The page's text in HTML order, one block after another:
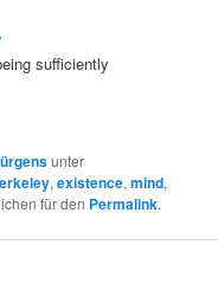
sufficiently
unter
,existence,mind,
für den Permalink.